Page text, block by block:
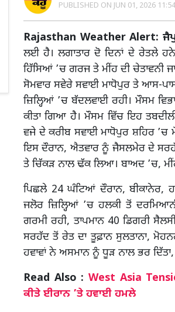
PUBLISHED ON JUN 01, 2026
Rajasthan Weather Alert:
ਲਈ ਹੈ। ਲਗਾਤਾਰ ਦੋ ਦਿਨਾਂ ਦੇ ਰੇਤਲੇ
ਹਿੱਸਿਆਂ ’ਚ ਗਰਜ ਤੇ ਮੀਂਹ ਦੀ ਚੇਤਾਵਨੀ
ਸੋਮਵਾਰ ਸਵੇਰੇ ਸਵਾਈ ਮਾਧੋਪੁਰ ਤੇ ਆਸ-
ਜ਼ਿਲ੍ਹਿਆਂ ’ਚ ਬੱਦਲਵਾਈ ਰਹੀ। ਮੌਸਮ
ਕੀਤਾ ਗਿਆ ਹੈ। ਮੌਸਮ ਵਿੱਚ ਇਹ
ਵਜੇ ਦੇ ਕਰੀਬ ਸਵਾਈ ਮਾਧੋਪੁਰ ਸ਼ਹਿਰ
ਇਸ ਦੌਰਾਨ, ਐਤਵਾਰ ਨੂੰ ਜੈਸਲਮੇਰ ਦੇ
ਤੇ ਚਿੱਕੜ ਨਾਲ ਢੱਕ ਲਿਆ। ਬਾਅਦ ’ਚ,
ਪਿਛਲੇ 24 ਘੰਟਿਆਂ ਦੌਰਾਨ, ਬੀਕਾਨੇਰ,
ਜਲੋਰ ਜ਼ਿਲ੍ਹਿਆਂ ’ਚ ਹਲਕੀ ਤੋਂ
ਗਰਮੀ ਰਹੀ, ਤਾਪਮਾਨ 40 ਡਿਗਰੀ
ਸਰਹੱਦ ਤੋਂ ਰੇਤ ਦਾ ਤੂਫ਼ਾਨ ਸੁਲਤਾਨਾ,
ਹਵਾਵਾਂ ਨੇ ਅਸਮਾਨ ਨੂੰ ਧੂੜ ਨਾਲ ਭਰ ਦਿੱਤਾ,
Read Also : West Asia
ਕੀਤੇ ਈਰਾਨ ’ਤੇ ਹਵਾਈ ਹਮਲੇ